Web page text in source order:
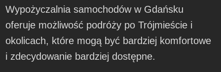
Wypożyczalnia samochodów w Gdańsku
oferuje możliwość podróży po Trójmieście i
okolicach, które mogą być bardziej komfortowe
i zdecydowanie bardziej dostępne.